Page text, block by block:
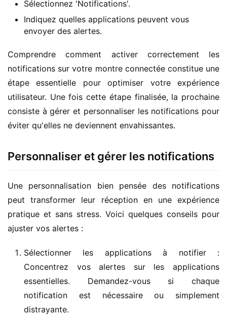
Sélectionnez 'Notifications'.
Indiquez quelles applications peuvent vous
envoyer des alertes.
Comprendre comment activer correctement les
notifications sur votre montre connectée constitue une
étape essentielle pour optimiser votre expérience
utilisateur. Une fois cette étape finalisée, la prochaine
consiste à gérer et personnaliser les notifications pour
éviter qu'elles ne deviennent envahissantes.
Personnaliser et gérer les notifications
Une personnalisation bien pensée des notifications
peut transformer leur réception en une expérience
pratique et sans stress. Voici quelques conseils pour
ajuster vos alertes :
Sélectionner les applications à notifier :
Concentrez vos alertes sur les applications
essentielles. Demandez-vous si chaque
notification est nécessaire ou simplement
distrayante.